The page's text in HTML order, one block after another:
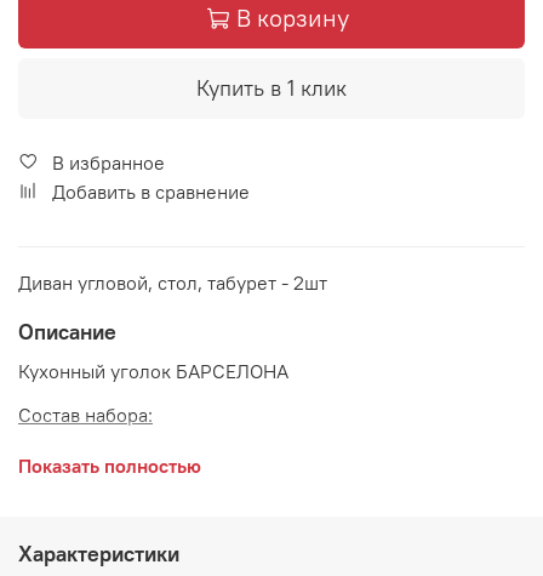
В корзину
Купить в 1 клик
В избранное
Добавить в сравнение
Диван угловой, стол, табурет - 2шт
Описание
Кухонный уголок БАРСЕЛОНА
Состав набора:
Диван угловой 1600*1200*800 мм
Табурет 330*330*430 мм - 2 шт
Показать полностью
Характеристики